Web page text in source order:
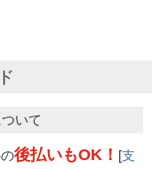
いて
後払いもOK！ [支